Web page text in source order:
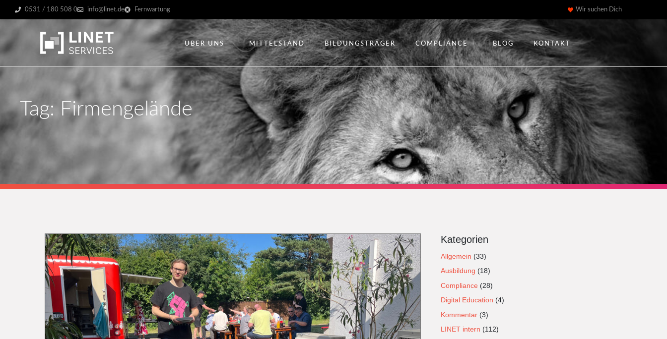
0531 / 180 508 0 info@linet.de Fernwartung Wir suchen Dich
ÜBER UNS MITTELSTAND BILDUNGSTRÄGER COMPLIANCE BLOG KONTAKT
Tag: Firmengelände
Kategorien
Allgemein (33)
Ausbildung (18)
Compliance (28)
Digital Education (4)
Kommentar (3)
LINET intern (112)